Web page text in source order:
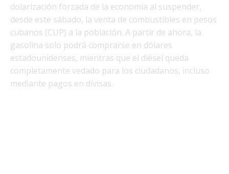
dolarización forzada de la economía al suspender,
desde este sábado, la venta de combustibles en pesos
cubanos (CUP) a la población. A partir de ahora, la
gasolina solo podrá comprarse en dólares
estadounidenses, mientras que el diésel queda
completamente vedado para los ciudadanos, incluso
mediante pagos en divisas.